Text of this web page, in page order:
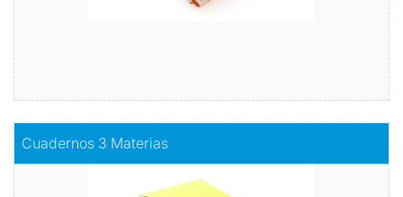
Cuadernos 3 Materias
Simplifica tus clases
Comprar